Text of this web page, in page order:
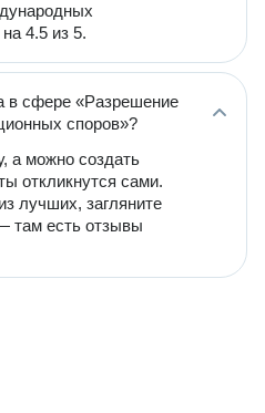
4.5 из 5.
в сфере «Разрешение
споров»?
а можно создать
откликнутся сами.
лучших, загляните
там есть отзывы